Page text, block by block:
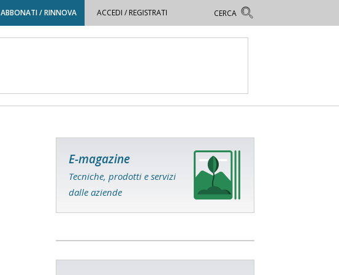
ABBONATI / RINNOVA ACCEDI / REGISTRATI
E-magazine
Tecniche, prodotti e servizi
dalle aziende